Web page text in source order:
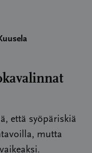
että syöpäriskiä
mutta